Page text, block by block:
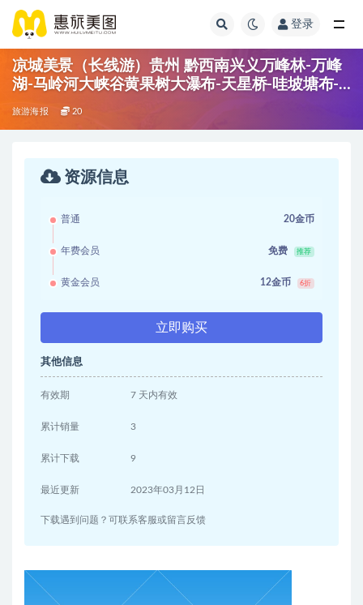
登录
凉城美景（长线游）贵州 黔西南兴义万峰林-万峰
湖-马岭河大峡谷黄果树大瀑布-天星桥-哇坡塘布-
六盘水与蒙大草原野玉海-海平经族小镇毕节
旅游海报 20
资源信息
普通 20金币
年费会员 免费 推荐
黄金会员 12金币 6折
立即购买
其他信息
有效期 7 天内有效
累计销量 3
累计下载 9
最近更新 2023年03月12日
下载遇到问题？可联系客服或留言反馈